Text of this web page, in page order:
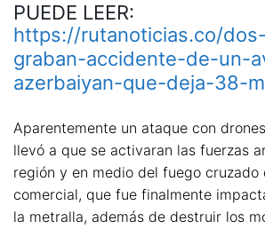
PUEDE LEER:
https://rutanoticias.co/
graban-accidente-de-un-
azerbaiyan-que-deja-38-
Aparentemente un ataque con
llevó a que se activaran las fuerzas
región y en medio del fuego cruzado
comercial, que fue finalmente
la metralla, además de destruir los